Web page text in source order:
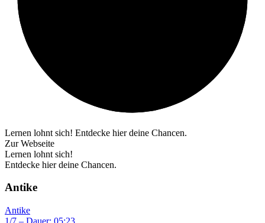
Lernen lohnt sich! Entdecke hier deine Chancen.
Zur Webseite
Lernen lohnt sich!
Entdecke hier deine Chancen.
Antike
Antike